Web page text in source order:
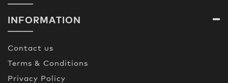
INFORMATION
Contact us
Terms & Conditions
Privacy Policy